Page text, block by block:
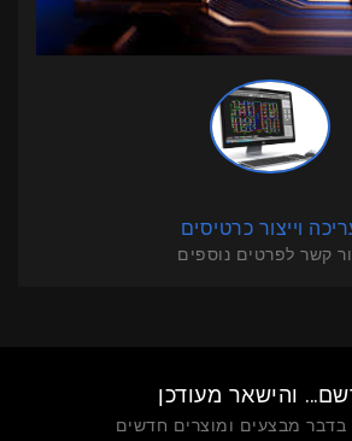
וייצור כרטיסים
קשר לפרטים נוספים
והישאר מעודכן
בדבר מבצעים ומוצרים חדשים